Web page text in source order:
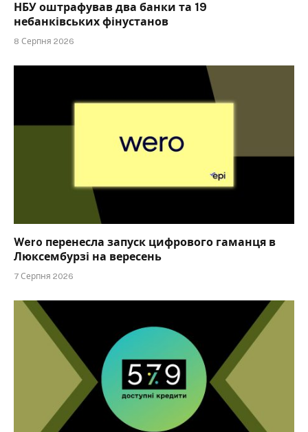
НБУ оштрафував два банки та 19
небанківських фінустанов
8 Серпня 2026
Wero перенесла запуск цифрового гаманця в
Люксембурзі на вересень
7 Серпня 2026